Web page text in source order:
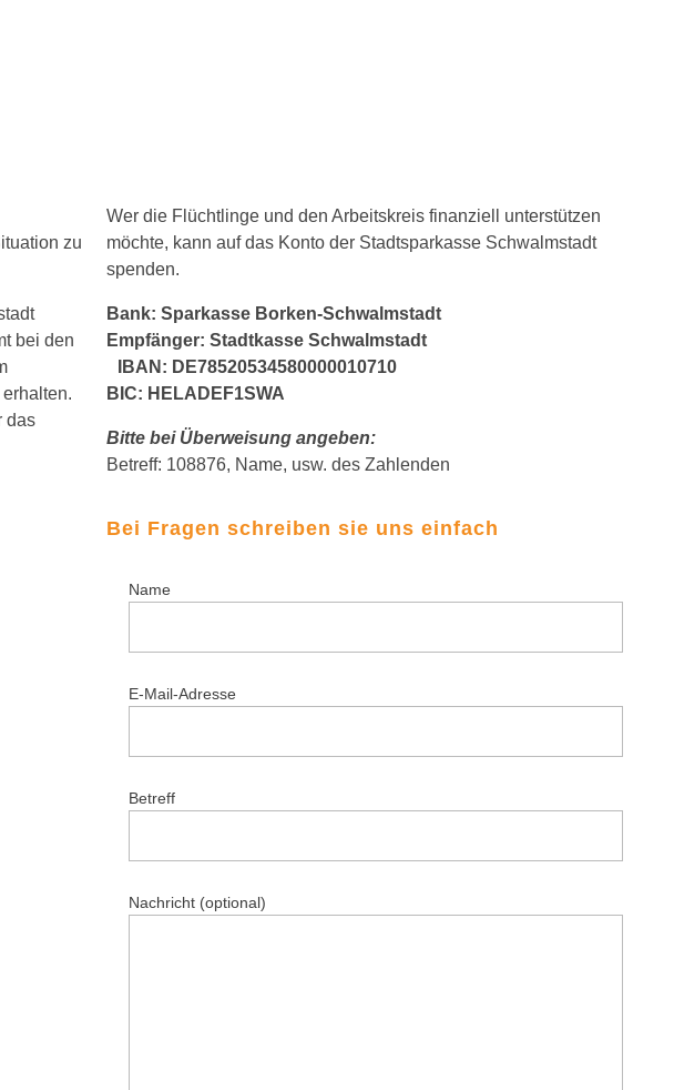
zu
bei den
das
Wer die Flüchtlinge und den Arbeitskreis finanziell unterstützen
möchte, kann auf das Konto der Stadtsparkasse Schwalmstadt
spenden.
Bank: Sparkasse Borken-Schwalmstadt
Empfänger: Stadtkasse Schwalmstadt
IBAN: DE78520534580000010710
BIC: HELADEF1SWA
Bitte bei Überweisung angeben:
Betreff: 108876, Name, usw. des Zahlenden
Bei Fragen schreiben sie uns einfach
Name
E-Mail-Adresse
Betreff
Nachricht (optional)